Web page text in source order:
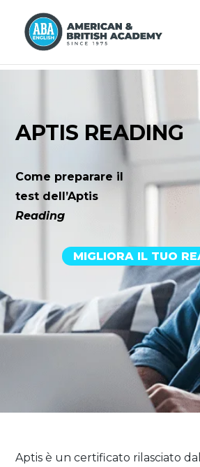
APTIS READING
Come preparare il
test dell’Aptis
Reading
MIGLIORA IL TUO
Aptis è un certificato rilasciato